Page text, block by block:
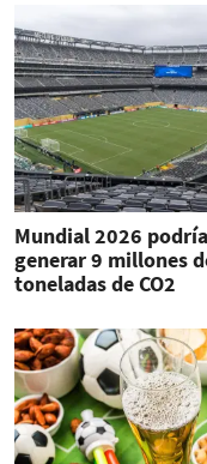
Mundial 2026 podría
generar 9 millones
toneladas de CO2